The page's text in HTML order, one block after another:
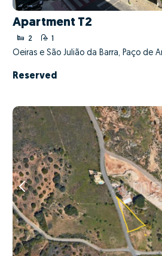
Apartment T2
2 1
Reserved